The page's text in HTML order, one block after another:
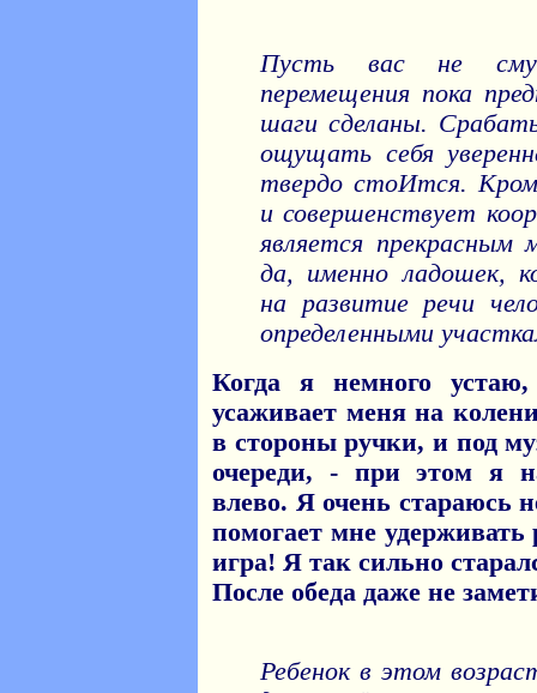
Пусть вас не
перемещения пока
шаги сделаны.
ощущать себя
твердо стоИтся.
и совершенствует
является
да, именно ладошек,
на развитие речи
определенными
Когда я немного
усаживает меня на
в стороны ручки, и под
очереди, - при этом я
влево. Я очень стараюсь
помогает мне удерживать
игра! Я так сильно
После обеда даже не
Ребенок в этом